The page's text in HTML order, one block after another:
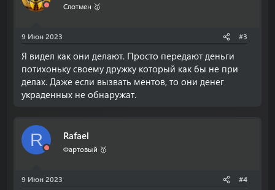
Слотмен 🥇
9 Июн 2023 #3
Я видел как они делают. Просто передают деньги
потихоньку своему дружку который как бы не при
делах. Даже если вызвать ментов, то они денег
украденных не обнаружат.
R Rafael
Фартовый 🥇
9 Июн 2023 #4